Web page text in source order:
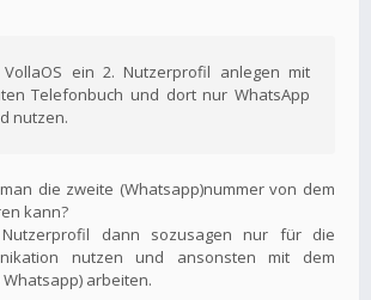
ein 2. Nutzerprofil anlegen mit
Telefonbuch und dort nur WhatsApp
nutzen.
die zweite (Whatsapp)nummer von dem
kann?
dann sozusagen nur für die
nutzen und ansonsten mit dem
arbeiten.